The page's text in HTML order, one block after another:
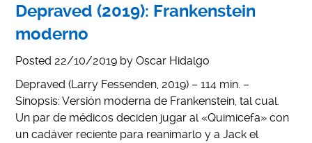
Depraved (2019): Frankenstein
moderno
Posted 22/10/2019 byOscar Hidalgo
Depraved (Larry Fessenden, 2019) – 114 min. –
Sinopsis: Versión moderna de Frankenstein, tal cual.
Un par de médicos deciden jugar al «Quimicefa» con
un cadáver reciente para reanimarlo y a Jack el